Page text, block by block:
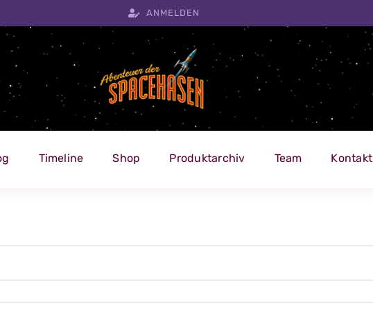
ANMELDEN
Timeline Shop Produktarchiv Team Kontakt